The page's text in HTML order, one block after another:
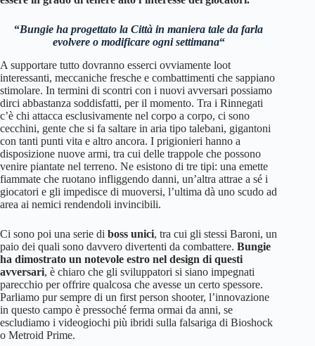
“Bungie ha progettato la Città in maniera tale da farla
evolvere o modificare ogni settimana“
A supportare tutto dovranno esserci ovviamente loot
interessanti, meccaniche fresche e combattimenti che sappiano
stimolare. In termini di scontri con i nuovi avversari possiamo
dirci abbastanza soddisfatti, per il momento. Tra i Rinnegati
c’è chi attacca esclusivamente nel corpo a corpo, ci sono
cecchini, gente che si fa saltare in aria tipo talebani, gigantoni
con tanti punti vita e altro ancora. I prigionieri hanno a
disposizione nuove armi, tra cui delle trappole che possono
venire piantate nel terreno. Ne esistono di tre tipi: una emette
fiammate che ruotano infliggendo danni, un’altra attrae a sé i
giocatori e gli impedisce di muoversi, l’ultima dà uno scudo ad
area ai nemici rendendoli invincibili.
Ci sono poi una serie di boss unici, tra cui gli stessi Baroni, un
paio dei quali sono davvero divertenti da combattere. Bungie
ha dimostrato un notevole estro nel design di questi
avversari, è chiaro che gli sviluppatori si siano impegnati
parecchio per offrire qualcosa che avesse un certo spessore.
Parliamo pur sempre di un first person shooter, l’innovazione
in questo campo è pressoché ferma ormai da anni, se
escludiamo i videogiochi più ibridi sulla falsariga di Bioshock
o Metroid Prime.